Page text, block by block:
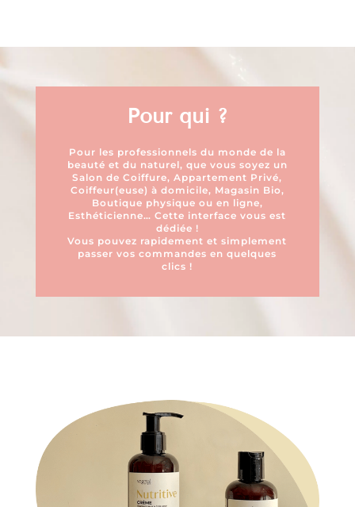
Pour qui ?
Pour les professionnels du monde de la
beauté et du naturel, que vous soyez un
Salon de Coiffure, Appartement Privé,
Coiffeur(euse) à domicile, Magasin Bio,
Boutique physique ou en ligne,
Esthéticienne… Cette interface vous est
dédiée !
Vous pouvez rapidement et simplement
passer vos commandes en quelques
clics !